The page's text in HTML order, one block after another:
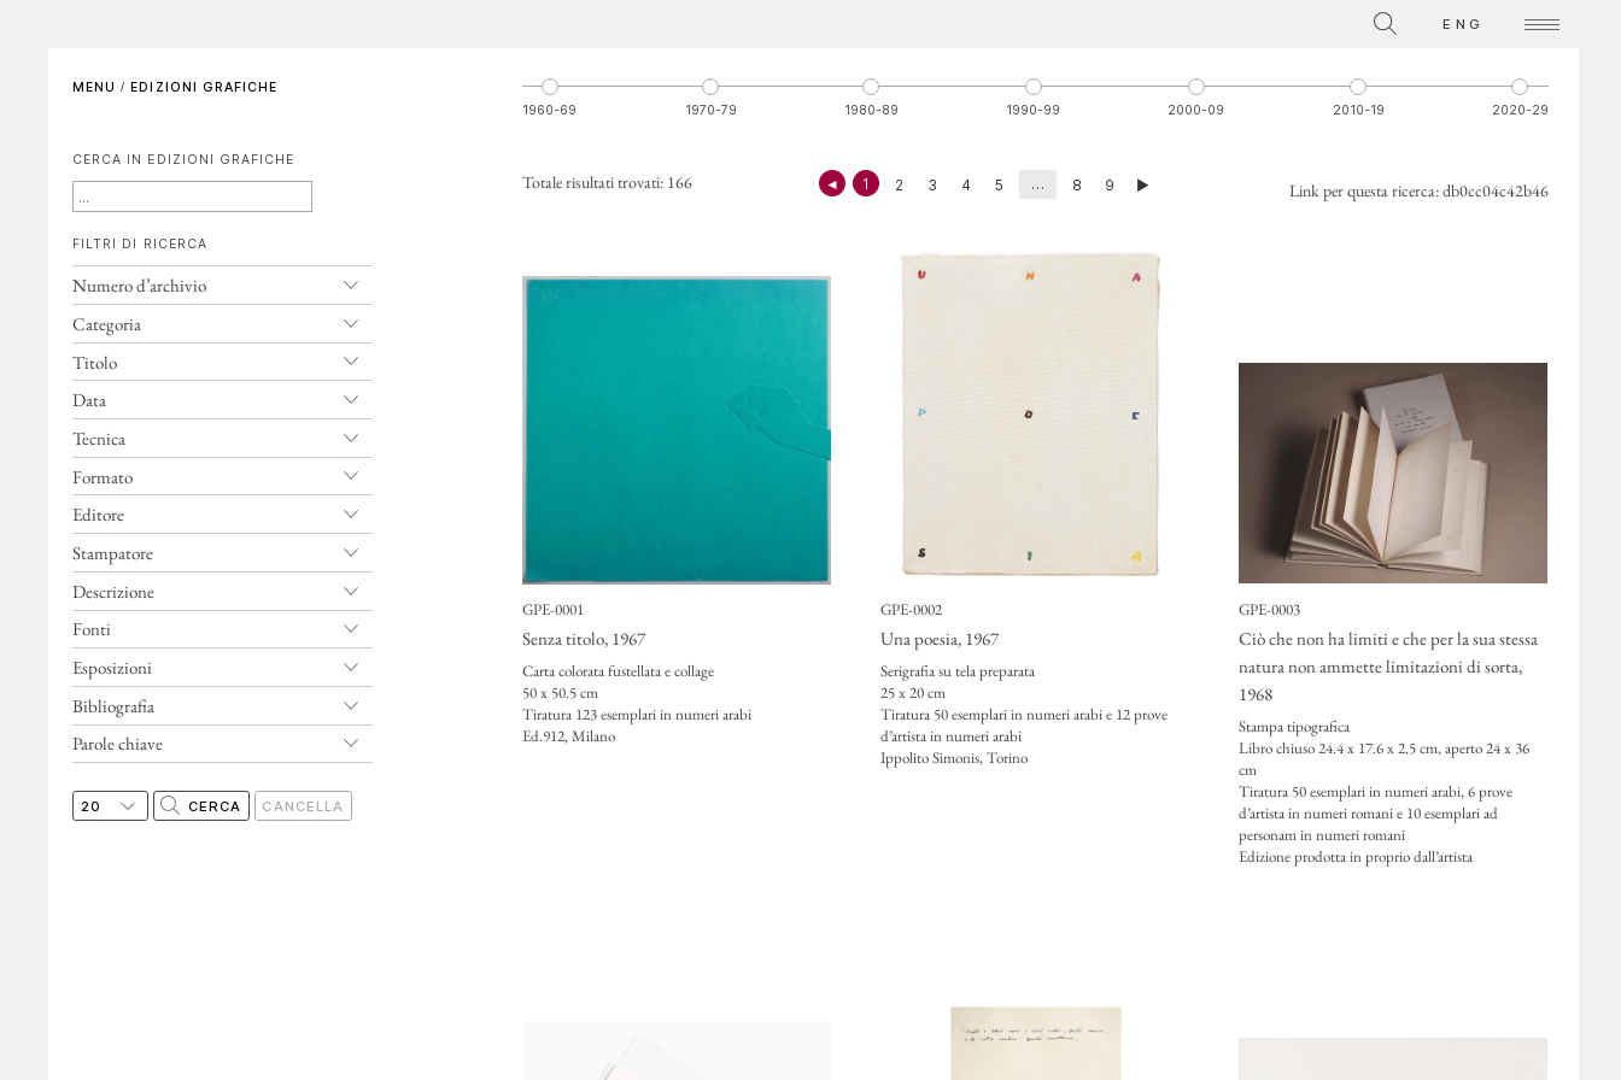
GALLERIE DI RIFERIMENTO
La Collezione ENG
MENU /EDIZIONI GRAFICHE
CERCA IN EDIZIONI GRAFICHE
FILTRI DI RICERCA
Numero d’archivio
Categoria
Titolo
Data
Tecnica
Formato
Editore
Stampatore
Descrizione
Fonti
Esposizioni
Bibliografia
Parole chiave
1960-69 1970-79 1980-89 1990-99 2000-09 2010-19 2020-29
Totale risultati trovati: 166 ◄ 1 2 3 4 5 … 8 9 ► Link per questa ricerca:db0cc04c42b46
GPE-0001
Senza titolo, 1967
Carta colorata fustellata e collage
50 x 50.5 cm
Tiratura 123 esemplari in numeri arabi
Ed.912, Milano
GPE-0002
Una poesia, 1967
Serigrafia su tela preparata
25 x 20 cm
Tiratura 50 esemplari in numeri arabi e 12 prove
d’artista in numeri arabi
Ippolito Simonis, Torino
GPE-0003
Ciò che non ha limiti e che per la sua stessa
natura non ammette limitazioni di sorta,
1968
Stampa tipografica
Libro chiuso 24.4 x 17.6 x 2.5 cm, aperto 24 x 36
cm
Tiratura 50 esemplari in numeri arabi, 6 prove
d’artista in numeri romani e 10 esemplari ad
personam in numeri romani
Edizione prodotta in proprio dall’artista